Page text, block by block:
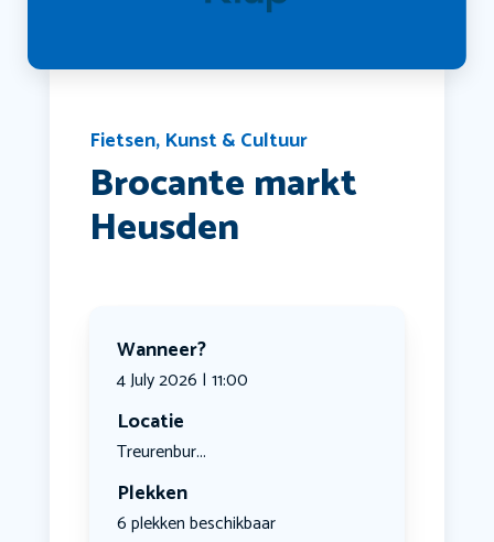
Fietsen, Kunst & Cultuur
Brocante markt
Heusden
Wanneer?
4 July 2026 | 11:00
Locatie
Treurenbur...
Plekken
6 plekken beschikbaar